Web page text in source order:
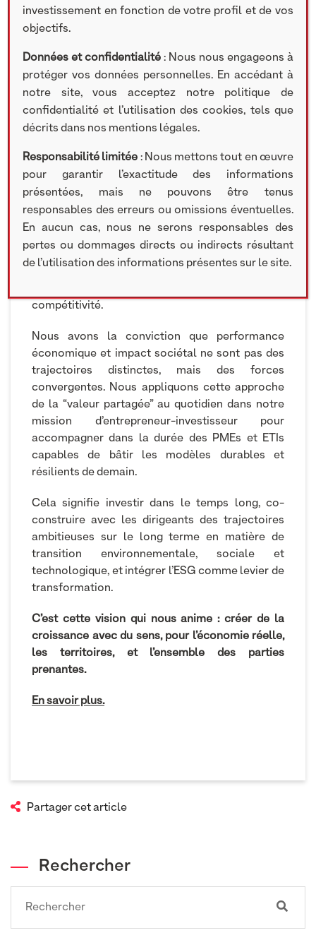
4 AOÛT 2025
pour la société et l’ensemble des parties
prenantes améliorent leur performance
économique.» —
Michael E. Porter, Harvard
Business Review, 2011.
Chez NextStage AM, cette conviction nous guide
stratégique. Cette logique de “valeur partagée”
compétitivité.
Nous avons la conviction que performance
économique et impact sociétal ne sont pas des
trajectoires distinctes, mais des forces
convergentes. Nous appliquons cette approche
de la “valeur partagée” au quotidien dans notre
mission d’entrepreneur-investisseur pour
accompagner dans la durée des PMEs et ETIs
capables de bâtir les modèles durables et
résilients de demain.
Cela signifie investir dans le temps long, co-
construire avec les dirigeants des trajectoires
ambitieuses sur le long terme en matière de
transition environnementale, sociale et
technologique, et intégrer l’ESG comme levier de
transformation.
C’est cette vision qui nous anime : créer de la
croissance avec du sens, pour l’économie réelle,
les territoires, et l’ensemble des parties
prenantes.
En savoir plus.
Partager cet article
Rechercher
investissement en fonction de votre profil et de vos
objectifs.
Données et confidentialité : Nous nous engageons à
protéger vos données personnelles. En accédant à
notre site, vous acceptez notre politique de
confidentialité et l’utilisation des cookies, tels que
décrits dans nos mentions légales.
Responsabilité limitée : Nous mettons tout en œuvre
pour garantir l’exactitude des informations
présentées, mais ne pouvons être tenus
responsables des erreurs ou omissions éventuelles.
En aucun cas, nous ne serons responsables des
pertes ou dommages directs ou indirects résultant
de l’utilisation des informations présentes sur le site.